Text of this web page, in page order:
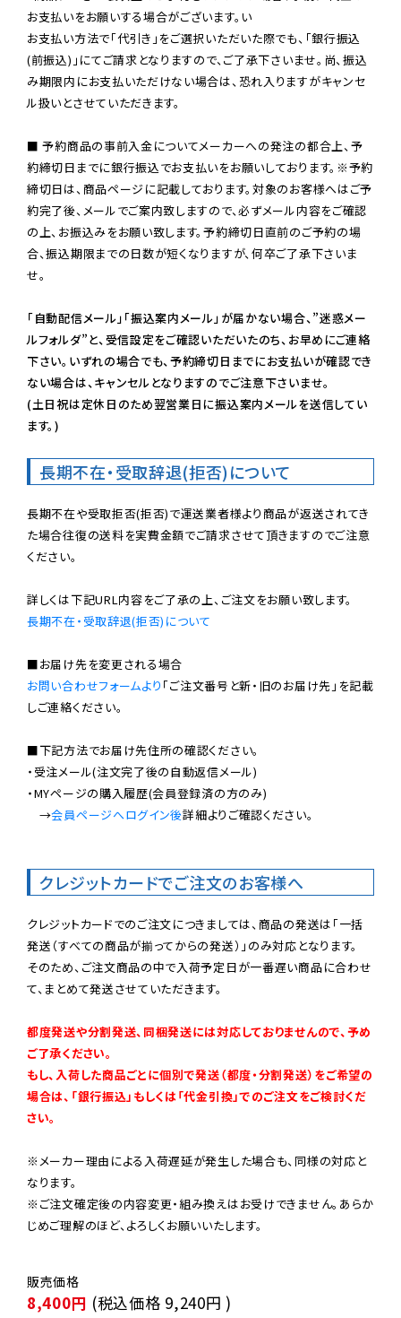
お支払いをお願いする場合がございます。い
お支払い方法で「代引き」をご選択いただいた際でも、「銀行振込
(前振込)」にてご請求となりますので、ご了承下さいませ。尚、振込
み期限内にお支払いただけない場合は、恐れ入りますがキャンセ
ル扱いとさせていただきます。
■ 予約商品の事前入金についてメーカーへの発注の都合上、予
約締切日までに銀行振込でお支払いをお願いしております。※予約
締切日は、商品ページに記載しております。対象のお客様へはご予
約完了後、メールでご案内致しますので、必ずメール内容をご確認
の上、お振込みをお願い致します。予約締切日直前のご予約の場
合、振込期限までの日数が短くなりますが、何卒ご了承下さいま
せ。
「自動配信メール」「振込案内メール」が届かない場合、”迷惑メー
ルフォルダ”と、受信設定をご確認いただいたのち、お早めにご連絡
下さい。いずれの場合でも、予約締切日までにお支払いが確認でき
ない場合は、キャンセルとなりますのでご注意下さいませ。
(土日祝は定休日のため翌営業日に振込案内メールを送信してい
ます。)
長期不在・受取辞退(拒否)について
長期不在や受取拒否(拒否)で運送業者様より商品が返送されてき
た場合往復の送料を実費金額でご請求させて頂きますのでご注意
ください。
長期不在・受取辞退(拒否)について
お問い合わせフォームより 「ご注文番号と新・旧のお届け先」を記載
しご連絡ください。
■下記方法でお届け先住所の確認ください。
・受注メール(注文完了後の自動返信メール)
・MYページの購入履歴(会員登録済の方のみ)
→会員ページへログイン後詳細よりご確認ください。
クレジットカードでご注文のお客様へ
クレジットカードでのご注文につきましては、商品の発送は「一括
発送（すべての商品が揃ってからの発送）」のみ対応となります。
そのため、ご注文商品の中で入荷予定日が一番遅い商品に合わせ
て、まとめて発送させていただきます。
都度発送や分割発送、同梱発送には対応しておりませんので、予め
ご了承ください。
もし、入荷した商品ごとに個別で発送（都度・分割発送）をご希望の
場合は、「銀行振込」もしくは「代金引換」でのご注文をご検討くだ
さい。
※メーカー理由による入荷遅延が発生した場合も、同様の対応と
なります。
※ご注文確定後の内容変更・組み換えはお受けできません。あらか
じめご理解のほど、よろしくお願いいたします。
8,400円 (税込価格 9,240円 )